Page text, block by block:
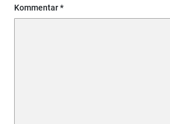
Kommentar